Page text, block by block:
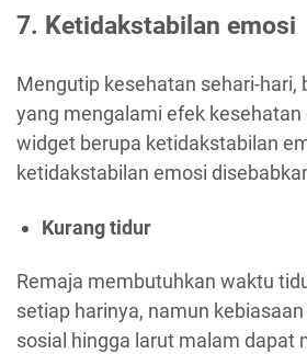
7. Ketidakstabilan emosi
Mengutip kesehatan sehari-hari,
yang mengalami efek kesehatan
widget berupa ketidakstabilan
ketidakstabilan emosi
Kurang tidur
Remaja membutuhkan waktu
setiap harinya, namun
sosial hingga larut malam dapat